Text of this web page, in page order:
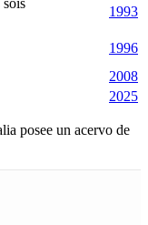
1993
1996
2008
2025
posee un acervo de